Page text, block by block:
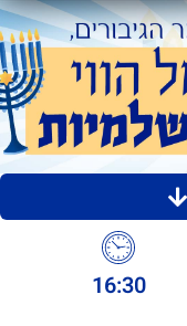
16:30